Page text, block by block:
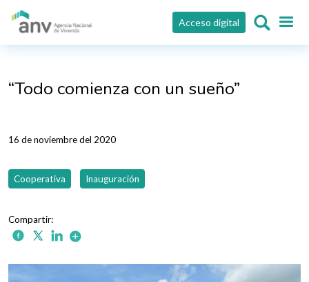
Pasar al contenido principal
Acceso digital
“Todo comienza con un sueño”
16 de noviembre del 2020
Cooperativa Inauguración